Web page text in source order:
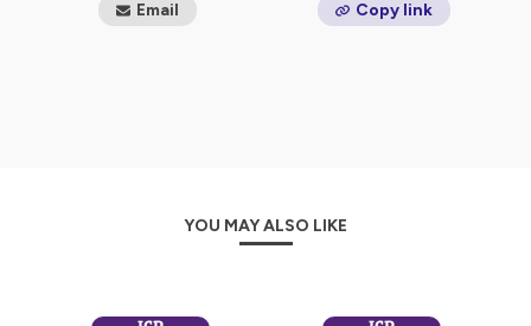
Email Copy link
YOU MAY ALSO LIKE